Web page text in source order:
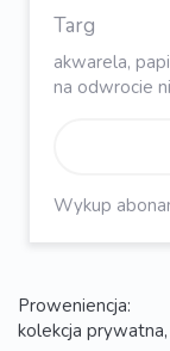
Targ
akwarela,
na odwrocie
Wykup
Proweniencja:
kolekcja